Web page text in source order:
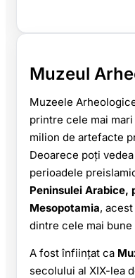
Muzeul
Muzeele
printre cele mai
milion de artefacte
Deoarece poți
perioadele
Peninsulei Arabice,
Mesopotamia,
dintre cele mai
A fost înființat ca
secolului al XIX-lea